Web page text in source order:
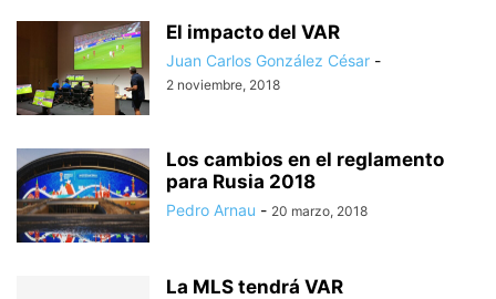
El impacto del VAR
Juan Carlos González César -
2 noviembre, 2018
Los cambios en el reglamento
para Rusia 2018
Pedro Arnau - 20 marzo, 2018
La MLS tendrá VAR